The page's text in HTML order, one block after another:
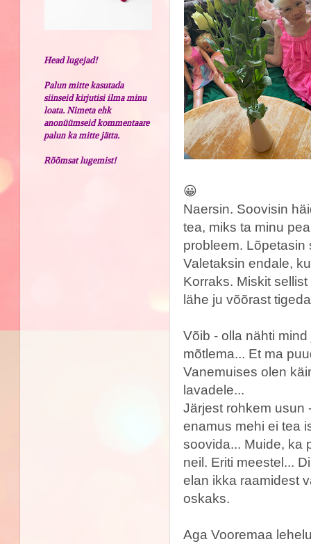
😀
Naersin. Soovisin
tea, miks ta minu
probleem. Lõpetasin
Valetaksin endale,
Korraks. Miskit
lähe ju võõrast
Võib - olla nähti
mõtlema... Et ma
Vanemuises olen
lavadele...
Järjest rohkem usun
enamus mehi ei tea
soovida... Muide, ka
neil. Eriti meestel...
elan ikka raamidest
oskaks.
Aga Vooremaa
Head lugejad!
Palun mitte kasutada
siinseid kirjutisi ilma minu
loata. Nimeta ehk
anonüümseid kommentaare
palun ka mitte jätta.
Rõõmsat lugemist!